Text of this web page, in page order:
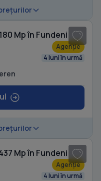
Mp în Fundeni
Agenție
4 luni în urmă
Mp în Fundeni
Agenție
4 luni în urmă